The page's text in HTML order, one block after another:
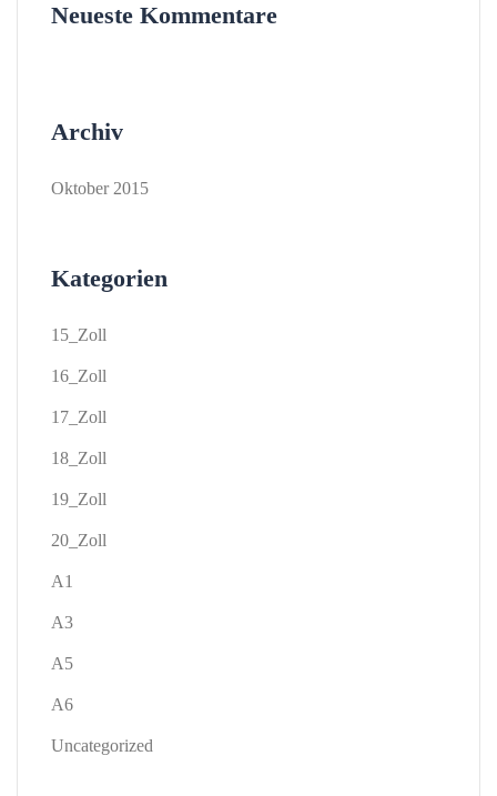
Neueste Kommentare
Archiv
Oktober 2015
Kategorien
15_Zoll
16_Zoll
17_Zoll
18_Zoll
19_Zoll
20_Zoll
A1
A3
A5
A6
Uncategorized